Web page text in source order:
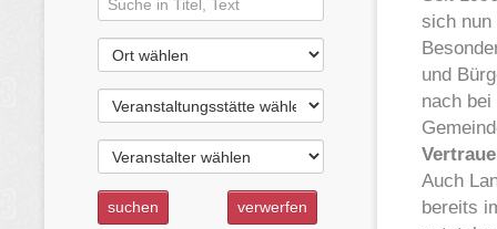
sich nun
und
nach
Auch
bereits